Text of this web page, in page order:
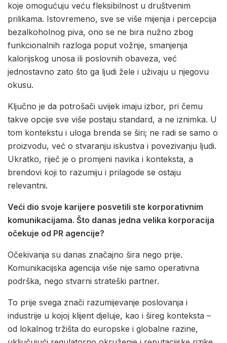
koje omogućuju veću fleksibilnost u društvenim
prilikama. Istovremeno, sve se više mijenja i percepcija
bezalkoholnog piva, ono se ne bira nužno zbog
funkcionalnih razloga poput vožnje, smanjenja
kalorijskog unosa ili poslovnih obaveza, već
jednostavno zato što ga ljudi žele i uživaju u njegovu
okusu.
Ključno je da potrošači uvijek imaju izbor, pri čemu
takve opcije sve više postaju standard, a ne iznimka. U
tom kontekstu i uloga brenda se širi; ne radi se samo o
proizvodu, već o stvaranju iskustva i povezivanju ljudi.
Ukratko, riječ je o promjeni navika i konteksta, a
brendovi koji to razumiju i prilagode se ostaju
relevantni.
Veći dio svoje karijere posvetili ste korporativnim
komunikacijama. Što danas jedna velika korporacija
očekuje od PR agencije?
Očekivanja su danas značajno šira nego prije.
Komunikacijska agencija više nije samo operativna
podrška, nego stvarni strateški partner.
To prije svega znači razumijevanje poslovanja i
industrije u kojoj klijent djeluje, kao i šireg konteksta –
od lokalnog tržišta do europske i globalne razine,